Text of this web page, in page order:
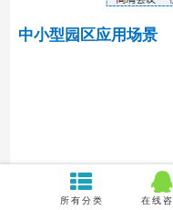
中小型园区应用场景
所有分类 在线